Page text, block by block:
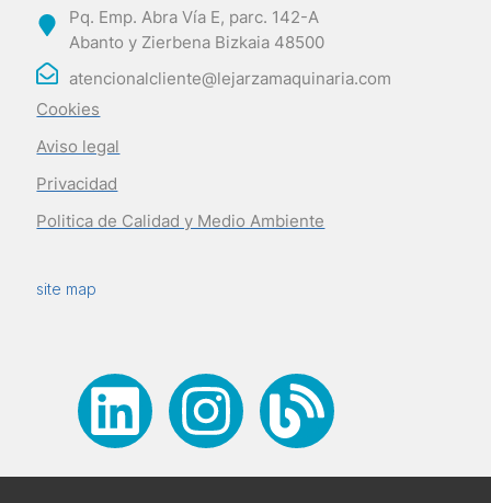
Pq. Emp. Abra Vía E, parc. 142-A
Abanto y Zierbena Bizkaia 48500
atencionalcliente@lejarzamaquinaria.com
Cookies
Aviso legal
Privacidad
Politica de Calidad y Medio Ambiente
site map